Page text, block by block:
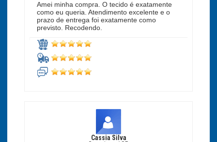
Amei minha compra. O tecido é exatamente
como eu queria. Atendimento excelente e o
prazo de entrega foi exatamente como
previsto. Recodendo.
Cassia Silva